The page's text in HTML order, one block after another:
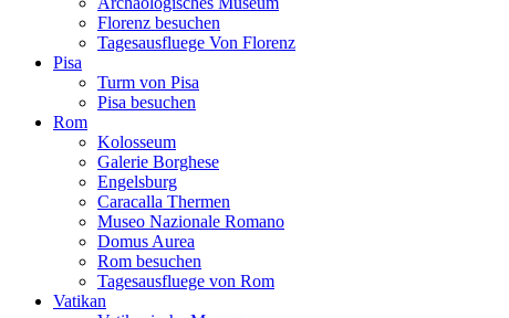
Florenz besuchen
Tagesausfluege Von Florenz
Pisa
Turm von Pisa
Pisa besuchen
Rom
Kolosseum
Galerie Borghese
Engelsburg
Caracalla Thermen
Museo Nazionale Romano
Domus Aurea
Rom besuchen
Tagesausfluege von Rom
Vatikan